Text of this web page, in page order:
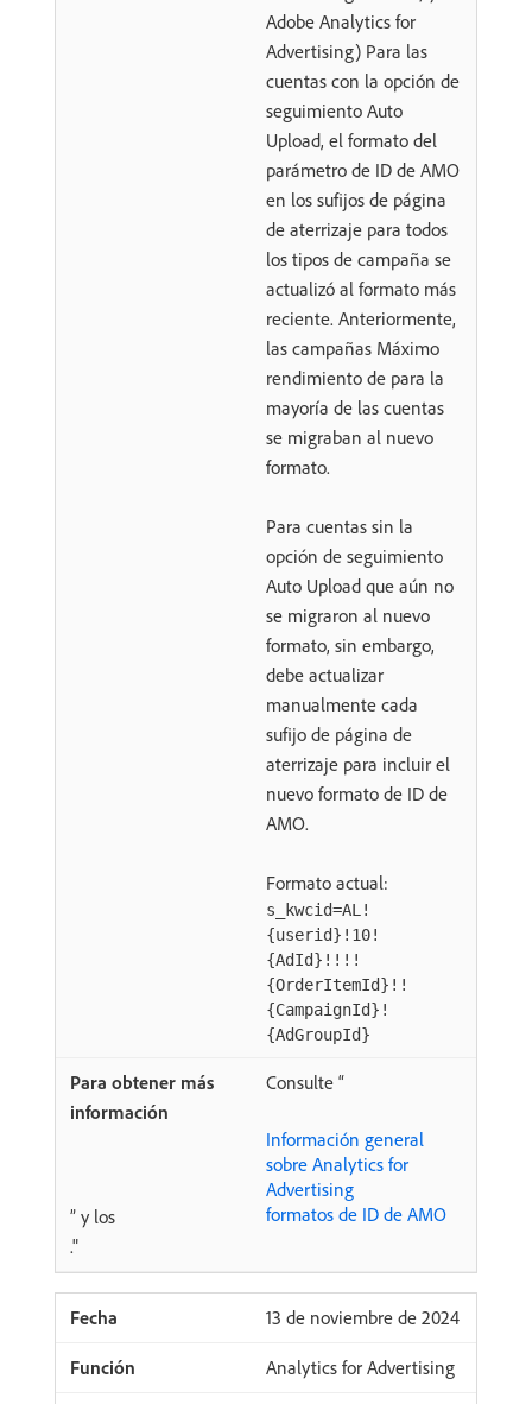
Adobe Analytics for
Advertising) Para las
cuentas con la opción de
seguimiento Auto
Upload, el formato del
parámetro de ID de AMO
en los sufijos de página
de aterrizaje para todos
los tipos de campaña se
actualizó al formato más
reciente. Anteriormente,
las campañas Máximo
rendimiento de para la
mayoría de las cuentas
se migraban al nuevo
formato.
Para cuentas sin la
opción de seguimiento
Auto Upload que aún no
se migraron al nuevo
formato, sin embargo,
debe actualizar
manualmente cada
sufijo de página de
aterrizaje para incluir el
nuevo formato de ID de
AMO.
Formato actual:
s_kwcid=AL!
{userid}!10!
{AdId}!!!!
{OrderItemId}!!
{CampaignId}!
{AdGroupId}
Consulte “
Información general
sobre Analytics for
Advertising
” y los
formatos de ID de AMO
."
13 de noviembre de 2024
Analytics for Advertising